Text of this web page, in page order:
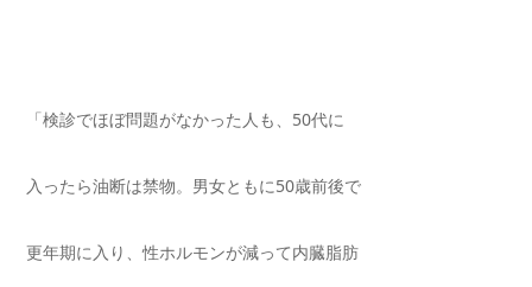
「検診でほぼ問題がなかった人も、 50代に
入ったら油断は禁物。男女ともに50歳前後で
更年期に入り、性ホルモンが減って内臓脂肪